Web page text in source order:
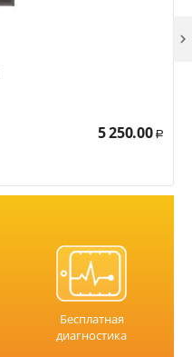
5 250.00 Р

Бесплатная
диагностика